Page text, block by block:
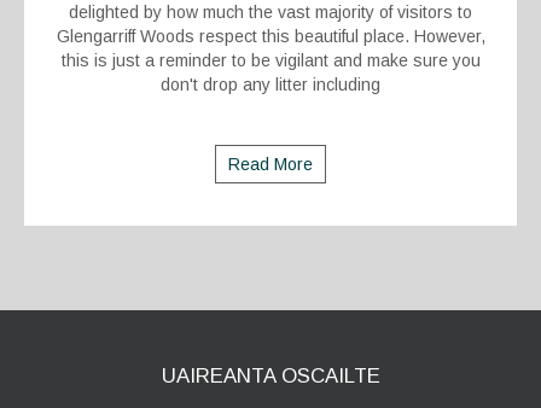
delighted by how much the vast majority of visitors to
Glengarriff Woods respect this beautiful place. However,
this is just a reminder to be vigilant and make sure you
don't drop any litter including
Read More
UAIREANTA OSCAILTE